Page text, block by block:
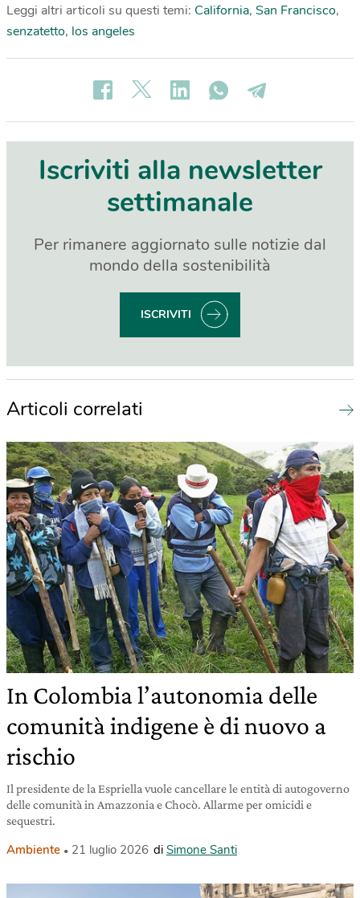
Leggi altri articoli su questi temi: California, San Francisco,
senzatetto, los angeles
Iscriviti alla newsletter
settimanale
Per rimanere aggiornato sulle notizie dal
mondo della sostenibilità
ISCRIVITI
Articoli correlati
In Colombia l’autonomia delle
comunità indigene è di nuovo a
rischio
Il presidente de la Espriella vuole cancellare le entità di autogoverno
delle comunità in Amazzonia e Chocò. Allarme per omicidi e
sequestri.
Ambiente 21 luglio 2026 di Simone Santi